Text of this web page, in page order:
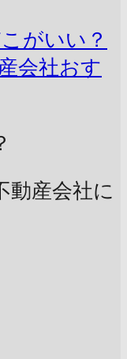
がいい？
会社おす
動産会社に